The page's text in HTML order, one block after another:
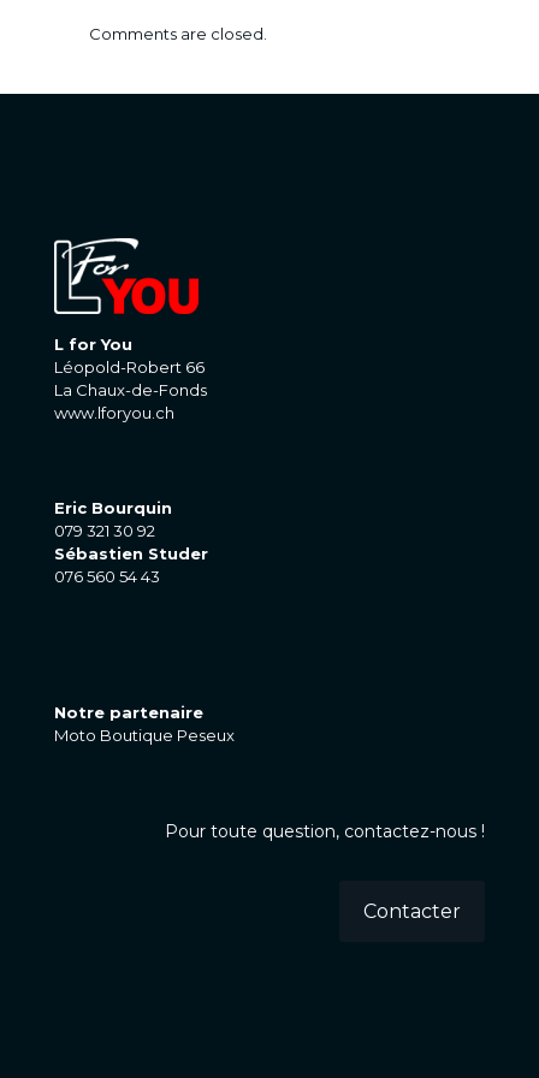
Comments are closed.
L for You
Léopold-Robert 66
La Chaux-de-Fonds
www.lforyou.ch
Eric Bourquin
079 321 30 92
Sébastien Studer
076 560 54 43
Notre partenaire
Moto Boutique Peseux
Pour toute question, contactez-nous !
Contacter